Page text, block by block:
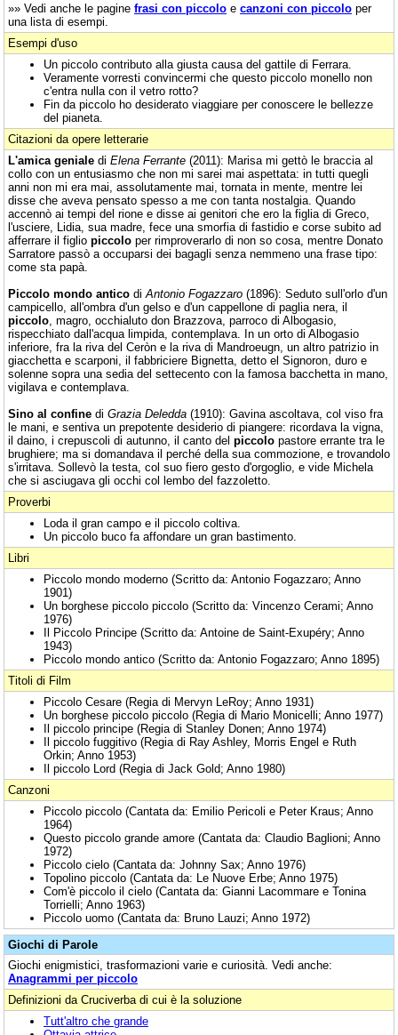
»» Vedi anche le pagine frasi con piccolo e canzoni con piccolo per
una lista di esempi.
Esempi d'uso
Un piccolo contributo alla giusta causa del gattile di Ferrara.
Veramente vorresti convincermi che questo piccolo monello non
c'entra nulla con il vetro rotto?
Fin da piccolo ho desiderato viaggiare per conoscere le bellezze
del pianeta.
Citazioni da opere letterarie
L'amica geniale di Elena Ferrante (2011): Marisa mi gettò le braccia al
collo con un entusiasmo che non mi sarei mai aspettata: in tutti quegli
anni non mi era mai, assolutamente mai, tornata in mente, mentre lei
disse che aveva pensato spesso a me con tanta nostalgia. Quando
accennò ai tempi del rione e disse ai genitori che ero la figlia di Greco,
l'usciere, Lidia, sua madre, fece una smorfia di fastidio e corse subito ad
afferrare il figlio piccolo per rimproverarlo di non so cosa, mentre Donato
Sarratore passò a occuparsi dei bagagli senza nemmeno una frase tipo:
come sta papà.
Piccolo mondo antico di Antonio Fogazzaro (1896): Seduto sull'orlo d'un
campicello, all'ombra d'un gelso e d'un cappellone di paglia nera, il
piccolo , magro, occhialuto don Brazzova, parroco di Albogasio,
rispecchiato dall'acqua limpida, contemplava. In un orto di Albogasio
inferiore, fra la riva del Ceròn e la riva di Mandroeugn, un altro patrizio in
giacchetta e scarponi, il fabbriciere Bignetta, detto el Signoron, duro e
solenne sopra una sedia del settecento con la famosa bacchetta in mano,
vigilava e contemplava.
Sino al confine di Grazia Deledda (1910): Gavina ascoltava, col viso fra
le mani, e sentiva un prepotente desiderio di piangere: ricordava la vigna,
il daino, i crepuscoli di autunno, il canto del piccolo pastore errante tra le
brughiere; ma si domandava il perché della sua commozione, e trovandolo
s'irritava. Sollevò la testa, col suo fiero gesto d'orgoglio, e vide Michela
che si asciugava gli occhi col lembo del fazzoletto.
Proverbi
Loda il gran campo e il piccolo coltiva.
Un piccolo buco fa affondare un gran bastimento.
Libri
Piccolo mondo moderno (Scritto da: Antonio Fogazzaro; Anno
1901)
Un borghese piccolo piccolo (Scritto da: Vincenzo Cerami; Anno
1976)
Il Piccolo Principe (Scritto da: Antoine de Saint-Exupéry; Anno
1943)
Piccolo mondo antico (Scritto da: Antonio Fogazzaro; Anno 1895)
Titoli di Film
Piccolo Cesare (Regia di Mervyn LeRoy; Anno 1931)
Un borghese piccolo piccolo (Regia di Mario Monicelli; Anno 1977)
Il piccolo principe (Regia di Stanley Donen; Anno 1974)
Il piccolo fuggitivo (Regia di Ray Ashley, Morris Engel e Ruth
Orkin; Anno 1953)
Il piccolo Lord (Regia di Jack Gold; Anno 1980)
Canzoni
Piccolo piccolo (Cantata da: Emilio Pericoli e Peter Kraus; Anno
1964)
Questo piccolo grande amore (Cantata da: Claudio Baglioni; Anno
1972)
Piccolo cielo (Cantata da: Johnny Sax; Anno 1976)
Topolino piccolo (Cantata da: Le Nuove Erbe; Anno 1975)
Com'è piccolo il cielo (Cantata da: Gianni Lacommare e Tonina
Torrielli; Anno 1963)
Piccolo uomo (Cantata da: Bruno Lauzi; Anno 1972)
Giochi di Parole
Giochi enigmistici, trasformazioni varie e curiosità. Vedi anche:
Anagrammi per piccolo
Definizioni da Cruciverba di cui è la soluzione
Tutt'altro che grande